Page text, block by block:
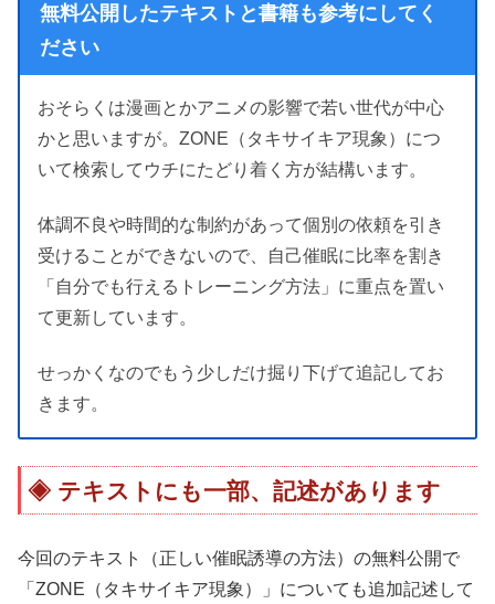
無料公開したテキストと書籍も参考にしてく
ださい
おそらくは漫画とかアニメの影響で若い世代が中心
かと思いますが。ZONE（タキサイキア現象）につ
いて検索してウチにたどり着く方が結構います。
体調不良や時間的な制約があって個別の依頼を引き
受けることができないので、自己催眠に比率を割き
「自分でも行えるトレーニング方法」に重点を置い
て更新しています。
せっかくなのでもう少しだけ掘り下げて追記してお
きます。
テキストにも一部、記述があります
今回のテキスト（正しい催眠誘導の方法）の無料公開で
「ZONE（タキサイキア現象）」についても追加記述して